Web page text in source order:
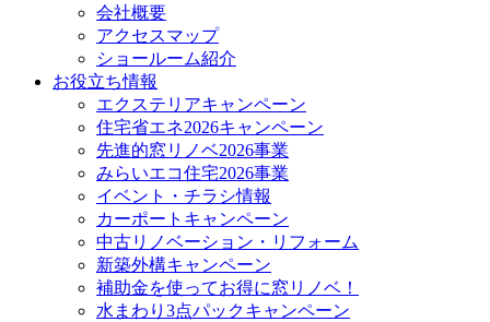
会社概要
アクセスマップ
ショールーム紹介
お役立ち情報
エクステリアキャンペーン
住宅省エネ2026キャンペーン
先進的窓リノベ2026事業
みらいエコ住宅2026事業
イベント・チラシ情報
カーポートキャンペーン
中古リノベーション・リフォーム
新築外構キャンペーン
補助金を使ってお得に窓リノベ！
水まわり3点パックキャンペーン